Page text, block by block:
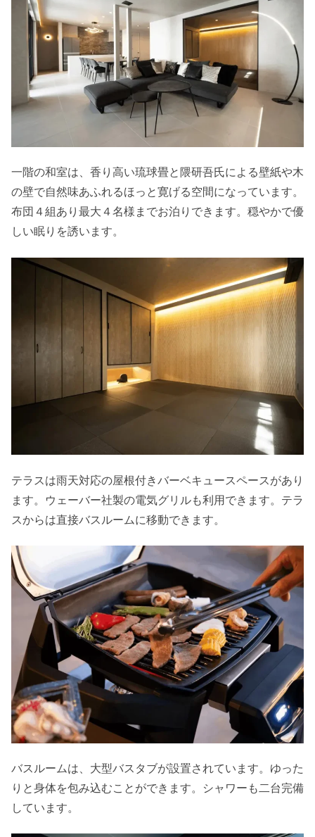
一階の和室は、香り高い琉球畳と隈研吾氏による壁紙や木
の壁で自然味あふれるほっと寛げる空間になっています。
布団４組あり最大４名様までお泊りできます。穏やかで優
しい眠りを誘います。
テラスは雨天対応の屋根付きバーベキュースペースがあり
ます。ウェーバー社製の電気グリルも利用できます。テラ
スからは直接バスルームに移動できます。
バスルームは、大型バスタブが設置されています。ゆった
りと身体を包み込むことができます。シャワーも二台完備
しています。